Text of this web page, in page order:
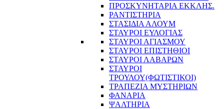
ΠΡΟΣΚΥΝΗΤΑΡΙΑ ΕΚΚΛΗΣ.
ΡΑΝΤΙΣΤΗΡΙΑ
ΣΤΑΣΙΔΙΑ ΑΛΟΥΜ
ΣΤΑΥΡΟΙ ΕΥΛΟΓΙΑΣ
ΣΤΑΥΡΟΙ ΑΓΙΑΣΜΟΥ
ΣΤΑΥΡΟΙ ΕΠΙΣΤΗΘΙΟΙ
ΣΤΑΥΡΟΙ ΛΑΒΑΡΩΝ
ΣΤΑΥΡΟΙ
ΤΡΟΥΛΟΥ(ΦΩΤΙΣΤΙΚΟΙ)
ΤΡΑΠΕΖΙΑ ΜΥΣΤΗΡΙΩΝ
ΦΑΝΑΡΙΑ
ΨΑΛΤΗΡΙΑ